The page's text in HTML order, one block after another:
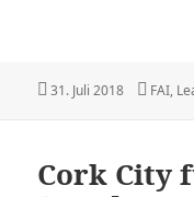
Veröffentlicht
31. Juli 2018 FAI,
Cork City